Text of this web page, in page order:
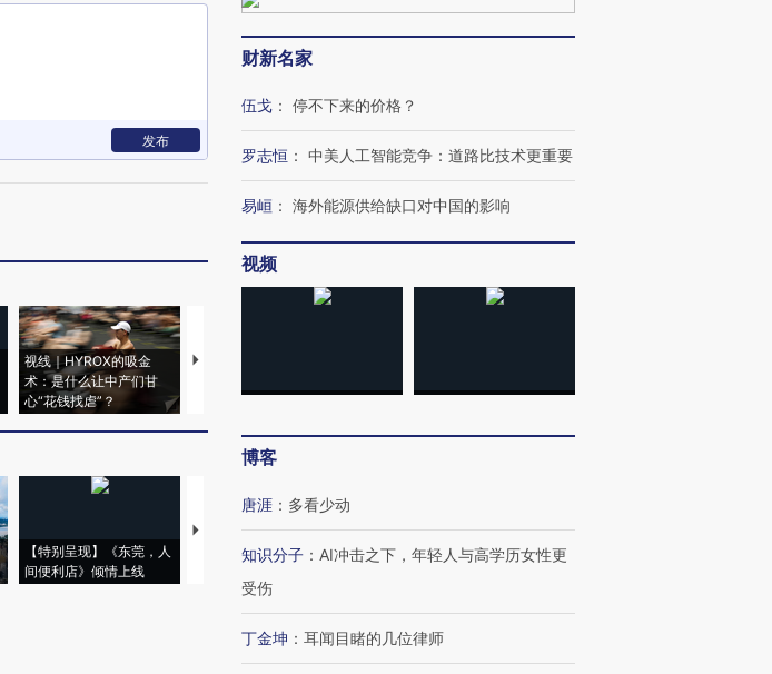
发布
视线｜HYROX的吸金
术：是什么让中产们甘
心“花钱找虐”？
马航飞行员跨国走私7万
【特别呈现】《东莞，人
间便利店》倾情上线
【推广】走进第四届链博
会，让数智科技“链”接产
【特别呈现】寻找100种
【商旅对话】华住集团
CFO：不靠规模取胜，华
财新名家
伍戈 ： 停不下来的价格？
罗志恒 ： 中美人工智能竞争：道路比技术更重要
易峘 ： 海外能源供给缺口对中国的影响
视频
博客
唐涯 ： 多看少动
知识分子 ： AI冲击之下，年轻人与高学历女性更
受伤
丁金坤 ： 耳闻目睹的几位律师